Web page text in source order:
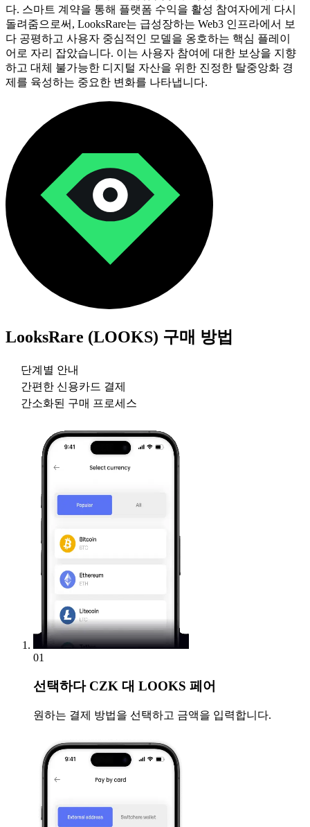
다. 스마트 계약을 통해 플랫폼 수익을 활성 참여자에게 다시
돌려줌으로써, LooksRare는 급성장하는 Web3 인프라에서 보
다 공평하고 사용자 중심적인 모델을 옹호하는 핵심 플레이
어로 자리 잡았습니다. 이는 사용자 참여에 대한 보상을 지향
하고 대체 불가능한 디지털 자산을 위한 진정한 탈중앙화 경
제를 육성하는 중요한 변화를 나타냅니다.
LooksRare (LOOKS) 구매 방법
단계별 안내
간편한 신용카드 결제
간소화된 구매 프로세스
01
선택하다CZK 대 LOOKS 페어
원하는 결제 방법을 선택하고 금액을 입력합니다.